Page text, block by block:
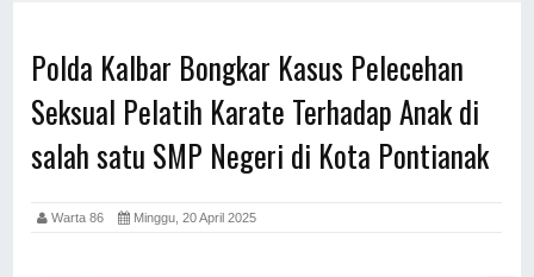
Polda Kalbar Bongkar Kasus Pelecehan
Seksual Pelatih Karate Terhadap Anak di
salah satu SMP Negeri di Kota Pontianak
Warta 86 Minggu, 20 April 2025